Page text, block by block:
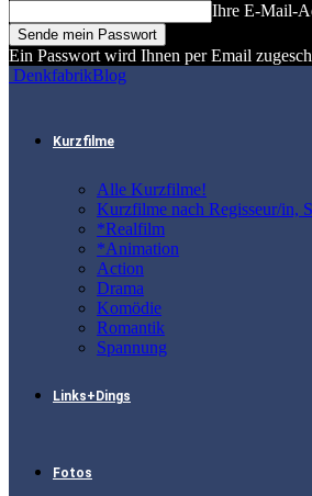
Ihre E-Mail-
Ein Passwort wird Ihnen per Email
DenkfabrikBlog
Kurzfilme
Alle Kurzfilme!
Kurzfilme nach Regisseur/in,
*Realfilm
*Animation
Action
Drama
Komödie
Romantik
Spannung
Links+Dings
Fotos